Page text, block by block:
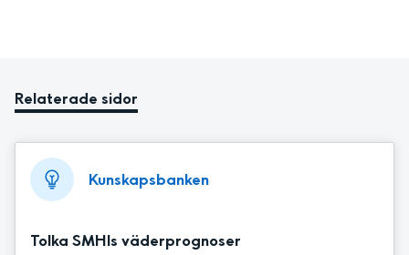
Relaterade sidor
Kunskapsbanken
Tolka SMHIs väderprognoser